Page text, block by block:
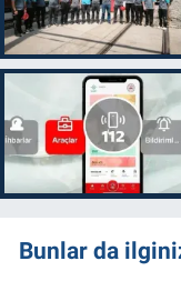
Bunlar da